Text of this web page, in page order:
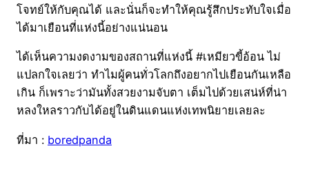
โจทย์ให้กับคุณได้ และนั่นก็จะทำให้คุณรู้สึกประทับใจเมื่อ
ได้มาเยือนที่แห่งนี้อย่างแน่นอน
ได้เห็นความงดงามของสถานที่แห่งนี้ #เหมียวขี้อ้อน ไม่
แปลกใจเลยว่า ทำไมผู้คนทั่วโลกถึงอยากไปเยือนกันเหลือ
เกิน ก็เพราะว่ามันทั้งสวยงามจับตา เต็มไปด้วยเสน่ห์ที่น่า
หลงใหลราวกับได้อยู่ในดินแดนแห่งเทพนิยายเลยละ
ที่มา : boredpanda